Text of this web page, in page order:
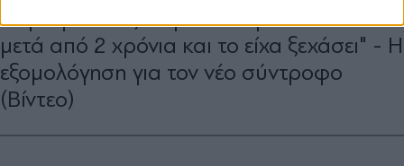
Δήμητρα Αλεξανδράκη: "Ερωτεύτηκα
μετά από 2 χρόνια και το είχα ξεχάσει" - Η
εξομολόγηση για τον νέο σύντροφο
(Βίντεο)